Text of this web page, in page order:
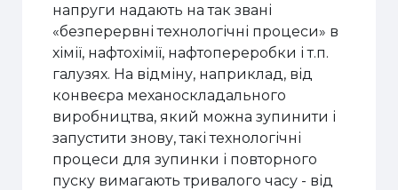
напруги надають на так звані
«безперервні технологічні процеси» в
хімії, нафтохімії, нафтопереробки і т.п.
галузях. На відміну, наприклад, від
конвеєра механоскладального
виробництва, який можна зупинити і
запустити знову, такі технологічні
процеси для зупинки і повторного
пуску вимагають тривалого часу - від